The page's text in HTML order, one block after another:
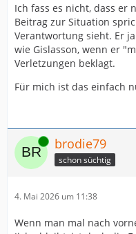
Ich fass es nicht, dass er
Beitrag zur Situation
Verantwortung sieht. Er
wie Gislasson, wenn er
Verletzungen beklagt.
Für mich ist das einfach
Online brodie79
schon süchtig
4. Mai 2026 um 11:38
Wenn man mal nach